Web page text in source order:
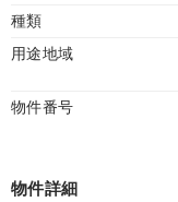
種類
用途地域
物件番号
物件詳細